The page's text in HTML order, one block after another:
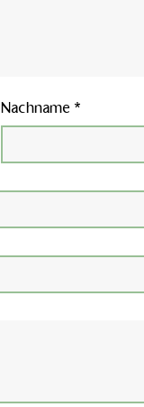
Nachname *